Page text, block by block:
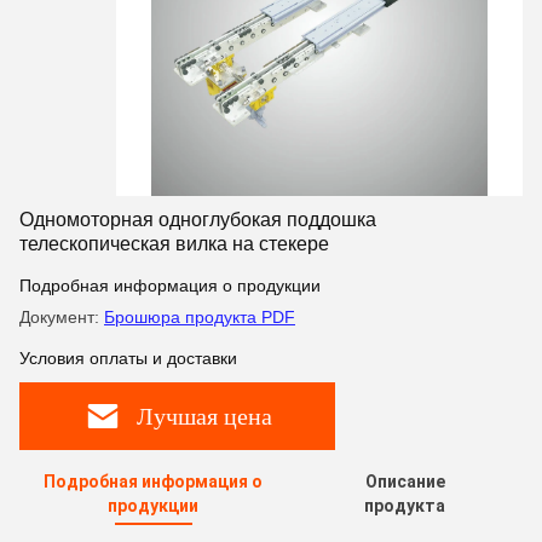
Одномоторная одноглубокая поддошка
телескопическая вилка на стекере
Подробная информация о продукции
Документ: Брошюра продукта PDF
Условия оплаты и доставки
Лучшая цена
Подробная информация о
продукции
Описание
продукта